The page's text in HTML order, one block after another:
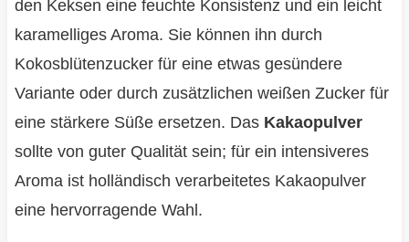
den Keksen eine feuchte Konsistenz und ein leicht
karamelliges Aroma. Sie können ihn durch
Kokosblütenzucker für eine etwas gesündere
Variante oder durch zusätzlichen weißen Zucker für
eine stärkere Süße ersetzen. Das Kakaopulver
sollte von guter Qualität sein; für ein intensiveres
Aroma ist holländisch verarbeitetes Kakaopulver
eine hervorragende Wahl.